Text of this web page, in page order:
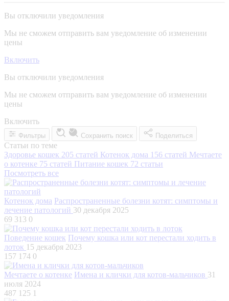
Вы отключили уведомления
Мы не сможем отправить вам уведомление об изменении
цены
Включить
Вы отключили уведомления
Мы не сможем отправить вам уведомление об изменении
цены
Включить
Фильтры Сохранить поиск Поделиться
Статьи по теме
Здоровье кошек 205 статей Котенок дома 156 статей Мечтаете
о котенке 75 статей Питание кошек 72 статьи
Посмотреть все
Котенок дома Распространенные болезни котят: симптомы и
лечение патологий 30 декабря 2025
69 313 0
Поведение кошек Почему кошка или кот перестали ходить в
лоток 15 декабря 2023
157 174 0
Мечтаете о котенке Имена и клички для котов-мальчиков 31
июля 2024
487 125 1